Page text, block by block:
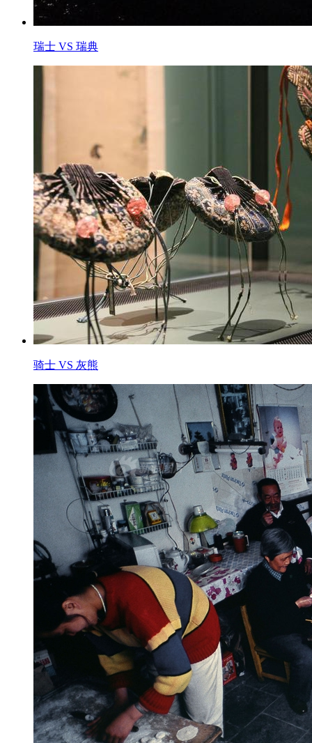
瑞士 VS 瑞典
骑士 VS 灰熊